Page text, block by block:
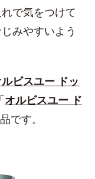
で気をつけて
みやすいよう
ビスユー ドッ
オルビスユー ド
です。